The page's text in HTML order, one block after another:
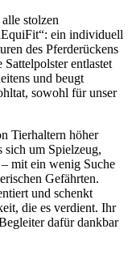
stolzen
ein individuell⁢
des Pferderückens
Sattelpolster entlastet
und beugt
sowohl⁣ für unser
Tierhaltern höher⁤
sich um Spielzeug,
mit ein ⁢wenig‍ Suche
‌Gefährten.
und schenkt⁢
​die es verdient. ⁤Ihr
dafür dankbar